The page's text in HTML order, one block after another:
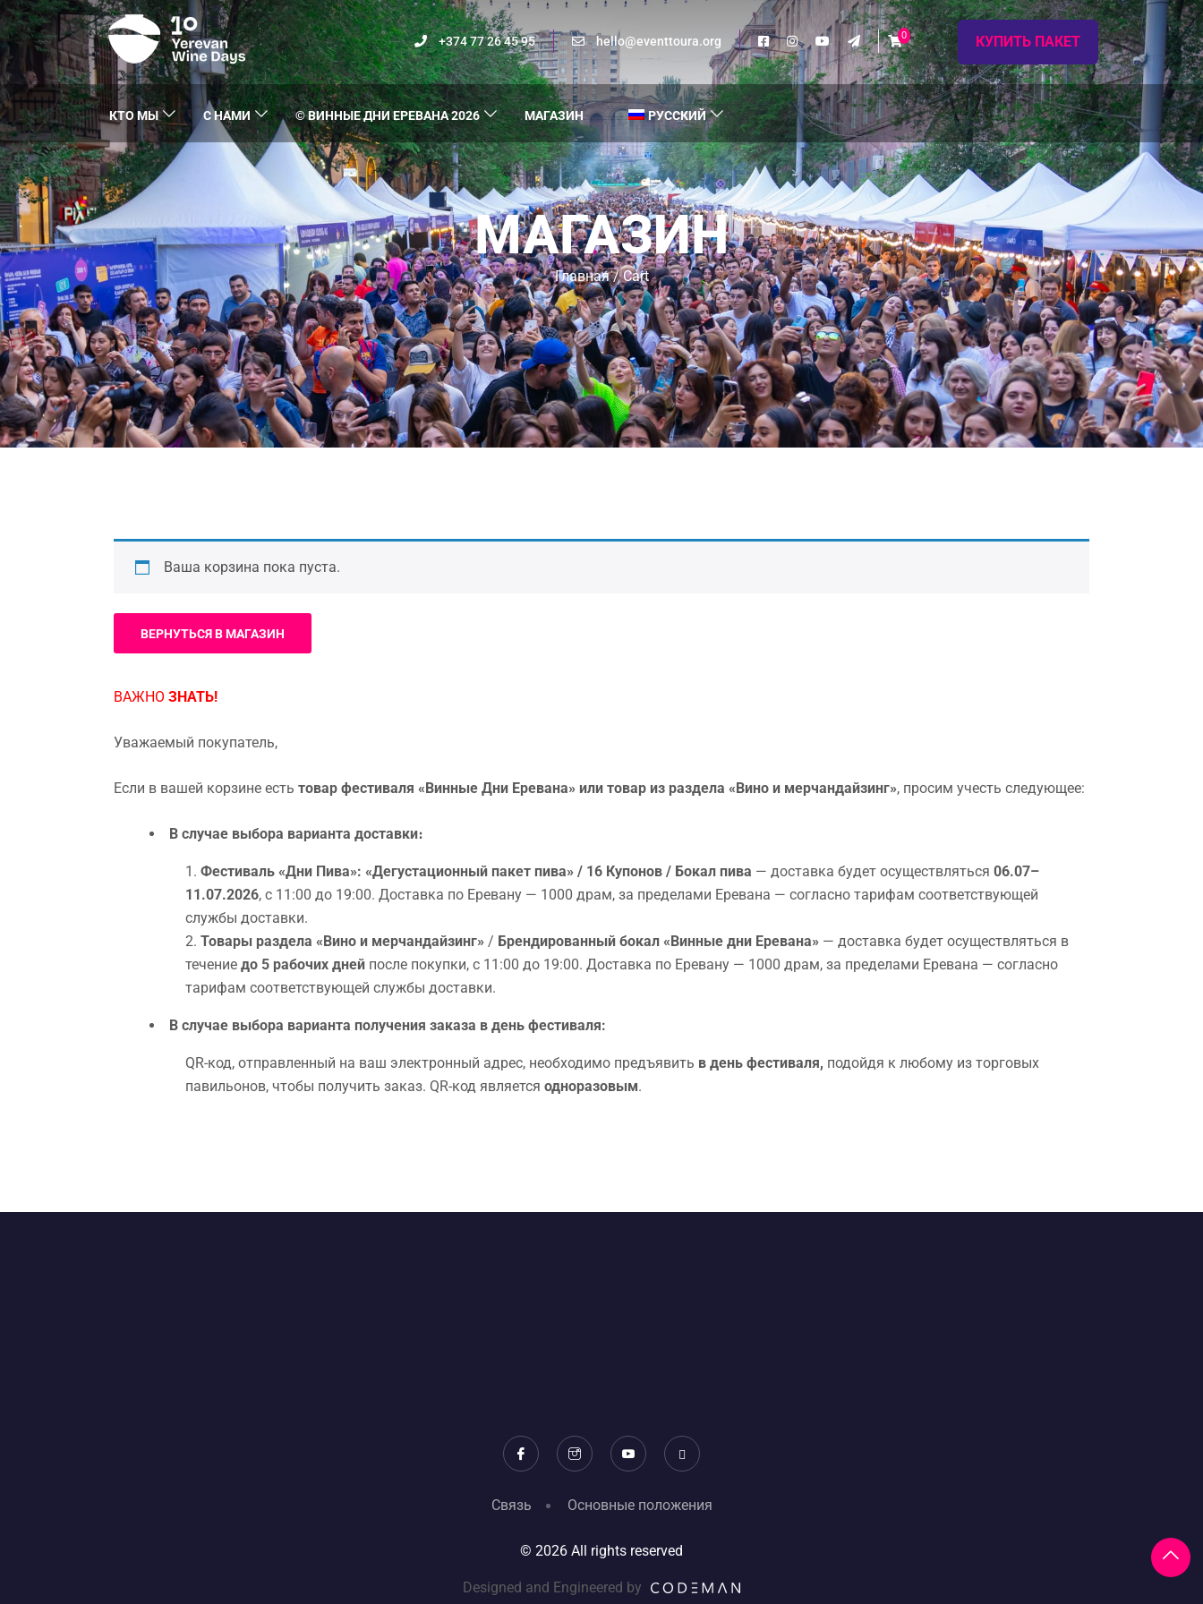
+374 77 26 45 95 hello@eventtoura.org 0 КУПИТЬ ПАКЕТ
КТО МЫ С НАМИ © ВИННЫЕ ДНИ ЕРЕВАНА 2026 МАГАЗИН РУССКИЙ
МАГАЗИН
Главная/ Cart
Ваша корзина пока пуста.
ВЕРНУТЬСЯ В МАГАЗИН
ВАЖНО ЗНАТЬ!
Уважаемый покупатель,
Если в вашей корзине есть товар фестиваля «Винные Дни Еревана» или товар из раздела «Вино и мерчандайзинг», просим учесть следующее:
В случае выбора варианта доставки։
Фестиваль «Дни Пива»: «Дегустационный пакет пива» / 16 Купонов / Бокал пива — доставка будет осуществляться 06.07–
11.07.2026, с 11:00 до 19:00. Доставка по Еревану — 1000 драм, за пределами Еревана — согласно тарифам соответствующей
службы доставки.
Товары раздела «Вино и мерчандайзинг» / Брендированный бокал «Винные дни Еревана» — доставка будет осуществляться в
течение до 5 рабочих дней после покупки, с 11:00 до 19:00. Доставка по Еревану — 1000 драм, за пределами Еревана — согласно
тарифам соответствующей службы доставки.
В случае выбора варианта получения заказа в день фестиваля:
QR-код, отправленный на ваш электронный адрес, необходимо предъявить в день фестиваля, подойдя к любому из торговых
павильонов, чтобы получить заказ. QR-код является одноразовым.
Связь Основные положения
© 2026 All rights reserved
Designed and Engineered by